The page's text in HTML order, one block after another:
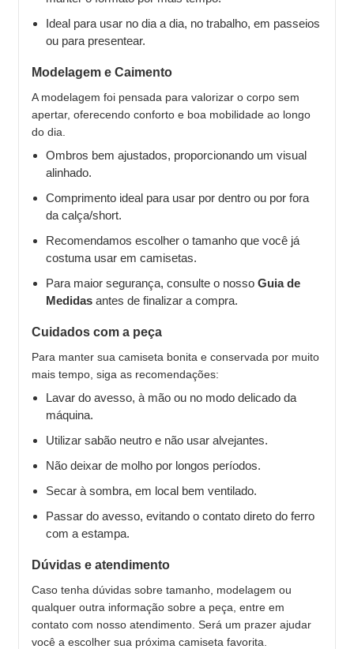
Ideal para usar no dia a dia, no trabalho, em passeios
ou para presentear.
Modelagem e Caimento
A modelagem foi pensada para valorizar o corpo sem
apertar, oferecendo conforto e boa mobilidade ao longo
do dia.
Ombros bem ajustados, proporcionando um visual
alinhado.
Comprimento ideal para usar por dentro ou por fora
da calça/short.
Recomendamos escolher o tamanho que você já
costuma usar em camisetas.
Para maior segurança, consulte o nosso Guia de
Medidas antes de finalizar a compra.
Cuidados com a peça
Para manter sua camiseta bonita e conservada por muito
mais tempo, siga as recomendações:
Lavar do avesso, à mão ou no modo delicado da
máquina.
Utilizar sabão neutro e não usar alvejantes.
Não deixar de molho por longos períodos.
Secar à sombra, em local bem ventilado.
Passar do avesso, evitando o contato direto do ferro
com a estampa.
Dúvidas e atendimento
Caso tenha dúvidas sobre tamanho, modelagem ou
qualquer outra informação sobre a peça, entre em
contato com nosso atendimento. Será um prazer ajudar
você a escolher sua próxima camiseta favorita.